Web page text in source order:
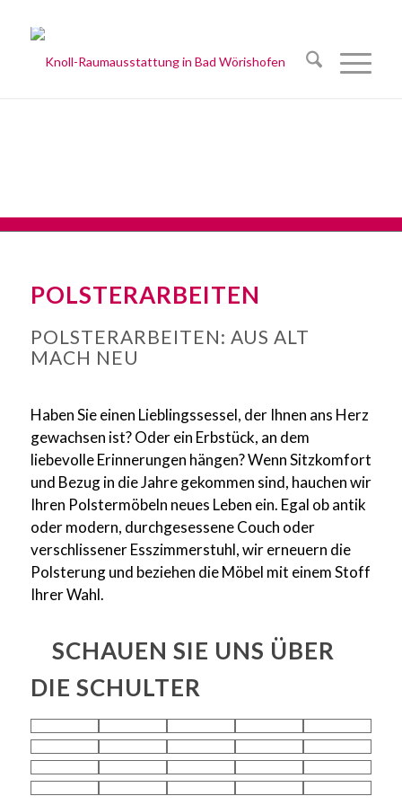
POLSTERARBEITEN
POLSTERARBEITEN: AUS ALT
MACH NEU
Haben Sie einen Lieblingssessel, der Ihnen ans Herz
gewachsen ist? Oder ein Erbstück, an dem
liebevolle Erinnerungen hängen? Wenn Sitzkomfort
und Bezug in die Jahre gekommen sind, hauchen wir
Ihren Polstermöbeln neues Leben ein. Egal ob antik
oder modern, durchgesessene Couch oder
verschlissener Esszimmerstuhl, wir erneuern die
Polsterung und beziehen die Möbel mit einem Stoff
Ihrer Wahl.
SCHAUEN SIE UNS ÜBER
DIE SCHULTER